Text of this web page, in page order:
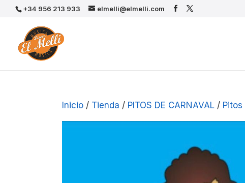
+34 956 213 933 elmelli@elmelli.com
Inicio / Tienda / PITOS DE CARNAVAL / Pitos